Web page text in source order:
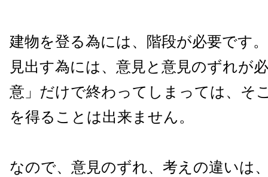
建物を登る為には、階段が必要です
見出す為には、意見と意見のずれが
意」だけで終わってしまっては、そ
を得ることは出来ません。
なので、意見のずれ、考えの違いは